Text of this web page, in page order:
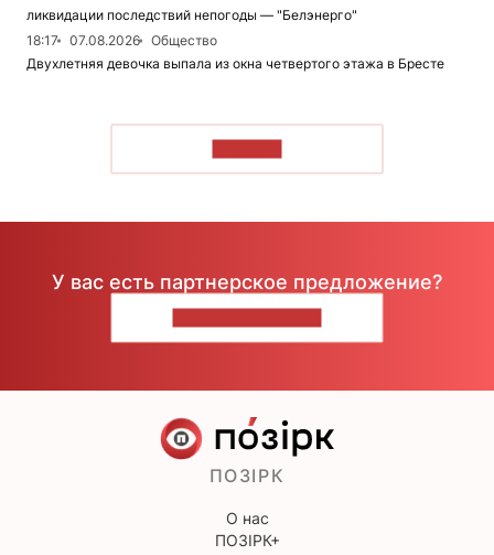
ликвидации последствий непогоды — "Белэнерго"
18:17
07.08.2026
Общество
Двухлетняя девочка выпала из окна четвертого этажа в Бресте
У вас есть партнерское предложение?
ПОЗІРК
О нас
ПОЗІРК+